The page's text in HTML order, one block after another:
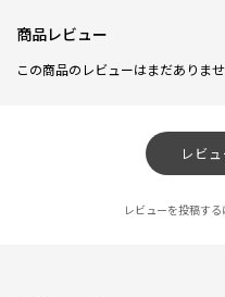
商品レビュー
この商品のレビューはまだありませ
レビ
レビューを投稿する